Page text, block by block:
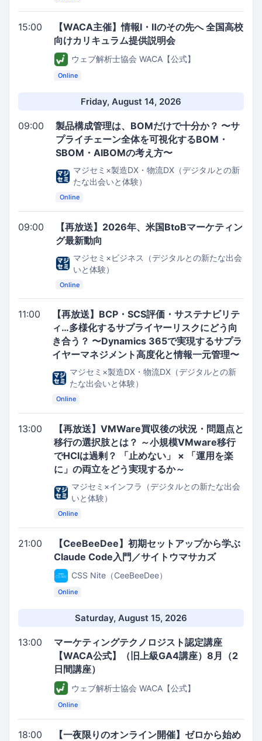
15:00
【WACA主催】情報I・Ⅱのその先へ 全国高校
向けカリキュラム提供説明会
ウェブ解析士協会 WACA【公式】
Online
Friday, August 14, 2026
09:00
製品構成管理は、BOMだけで十分か？ 〜サ
プライチェーン全体を可視化するBOM・
SBOM・AIBOMの考え方〜
マジセミ×製造DX・物流DX（デジタルとの新
たな出会いと体験）
Online
09:00
【再放送】2026年、米国BtoBマーケティン
グ最新動向
マジセミ×ビジネス（デジタルとの新たな出会
いと体験）
Online
11:00
【再放送】BCP・SCS評価・サステナビリテ
ィ…多様化するサプライヤーリスクにどう向
き合う？ 〜Dynamics 365で実現するサプラ
イヤーマネジメント高度化と情報一元管理〜
マジセミ×製造DX・物流DX（デジタルとの新
たな出会いと体験）
Online
13:00
【再放送】VMWare買収後の状況・問題点と
移行の選択肢とは？ ～小規模VMware移行
でHCIは過剰？ 「止めない」 × 「運用を楽
に」の両立をどう実現するか～
マジセミ×インフラ（デジタルとの新たな出会
いと体験）
Online
21:00
【CeeBeeDee】初期セットアップから学ぶ
Claude Code入門／サイトウマサカズ
CSS Nite（CeeBeeDee）
Online
Saturday, August 15, 2026
13:00
マーケティングテクノロジスト認定講座
【WACA公式】（旧上級GA4講座）8月（2
日間講座）
ウェブ解析士協会 WACA【公式】
Online
18:00
【一夜限りのオンライン開催】ゼロから始め